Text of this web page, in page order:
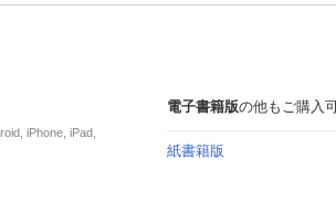
iPhone, iPad,
電子書籍版の他もご購入
紙書籍版